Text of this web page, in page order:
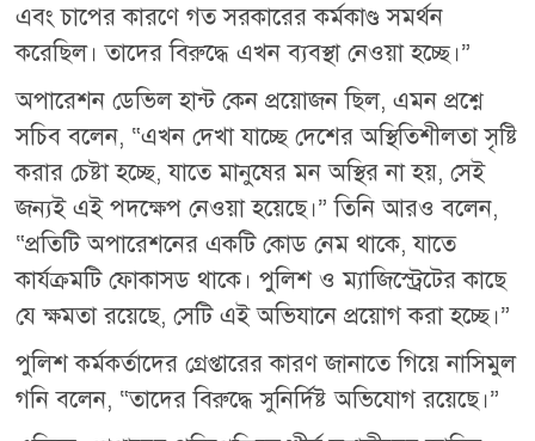
এবং চাপের কারণে গত সরকারের কর্মকাণ্ড সমর্থন
করেছিল। তাদের বিরুদ্ধে এখন ব্যবস্থা নেওয়া হচ্ছে।”
অপারেশন ডেভিল হান্ট কেন প্রয়োজন ছিল, এমন প্রশ্নে
সচিব বলেন, “এখন দেখা যাচ্ছে দেশের অস্থিতিশীলতা সৃষ্টি
করার চেষ্টা হচ্ছে, যাতে মানুষের মন অস্থির না হয়, সেই
জন্যই এই পদক্ষেপ নেওয়া হয়েছে।” তিনি আরও বলেন,
“প্রতিটি অপারেশনের একটি কোড নেম থাকে, যাতে
কার্যক্রমটি ফোকাসড থাকে। পুলিশ ও ম্যাজিস্ট্রেটের কাছে
যে ক্ষমতা রয়েছে, সেটি এই অভিযানে প্রয়োগ করা হচ্ছে।”
পুলিশ কর্মকর্তাদের গ্রেপ্তারের কারণ জানাতে গিয়ে নাসিমুল
গনি বলেন, “তাদের বিরুদ্ধে সুনির্দিষ্ট অভিযোগ রয়েছে।”